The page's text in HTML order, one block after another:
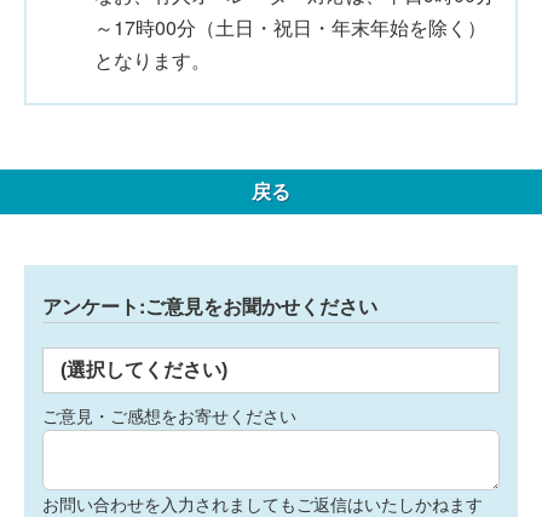
～17時00分（土日・祝日・年末年始を除く）
となります。
戻る
アンケート:ご意見をお聞かせください
(選択してください)
ご意見・ご感想をお寄せください
お問い合わせを入力されましてもご返信はいたしかねます